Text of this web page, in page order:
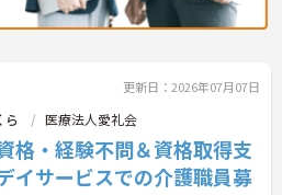
されており、安心して
共有する仕組みがあり
相談しやすい雰囲気の
いをフォローし合えま
更新日：2026年07月07日
ら 医療法人愛礼会
格・経験不問＆資格取得支
イサービスでの介護職員募